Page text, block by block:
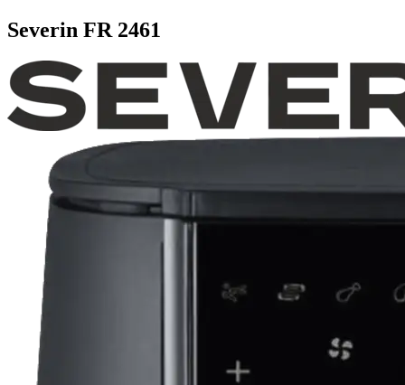
Severin FR 2461